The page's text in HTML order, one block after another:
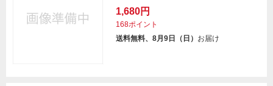
1,680円
168ポイント
送料無料、8月9日（日） お届け